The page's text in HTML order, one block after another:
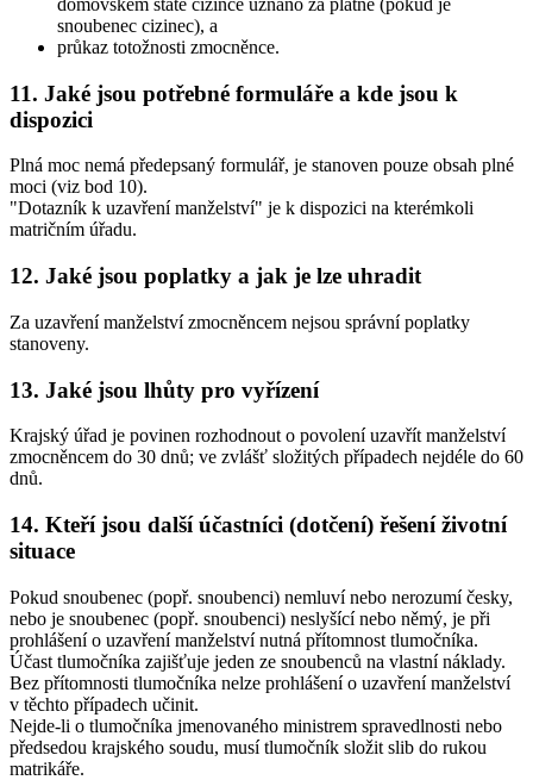
domovském státě cizince uznáno za platné (pokud je
snoubenec cizinec), a
průkaz totožnosti zmocněnce.
11. Jaké jsou potřebné formuláře a kde jsou k
dispozici
Plná moc nemá předepsaný formulář, je stanoven pouze obsah plné
moci (viz bod 10).
"Dotazník k uzavření manželství" je k dispozici na kterémkoli
matričním úřadu.
12. Jaké jsou poplatky a jak je lze uhradit
Za uzavření manželství zmocněncem nejsou správní poplatky
stanoveny.
13. Jaké jsou lhůty pro vyřízení
Krajský úřad je povinen rozhodnout o povolení uzavřít manželství
zmocněncem do 30 dnů; ve zvlášť složitých případech nejdéle do 60
dnů.
14. Kteří jsou další účastníci (dotčení) řešení životní
situace
Pokud snoubenec (popř. snoubenci) nemluví nebo nerozumí česky,
nebo je snoubenec (popř. snoubenci) neslyšící nebo němý, je při
prohlášení o uzavření manželství nutná přítomnost tlumočníka.
Účast tlumočníka zajišťuje jeden ze snoubenců na vlastní náklady.
Bez přítomnosti tlumočníka nelze prohlášení o uzavření manželství
v těchto případech učinit.
Nejde-li o tlumočníka jmenovaného ministrem spravedlnosti nebo
předsedou krajského soudu, musí tlumočník složit slib do rukou
matrikáře.